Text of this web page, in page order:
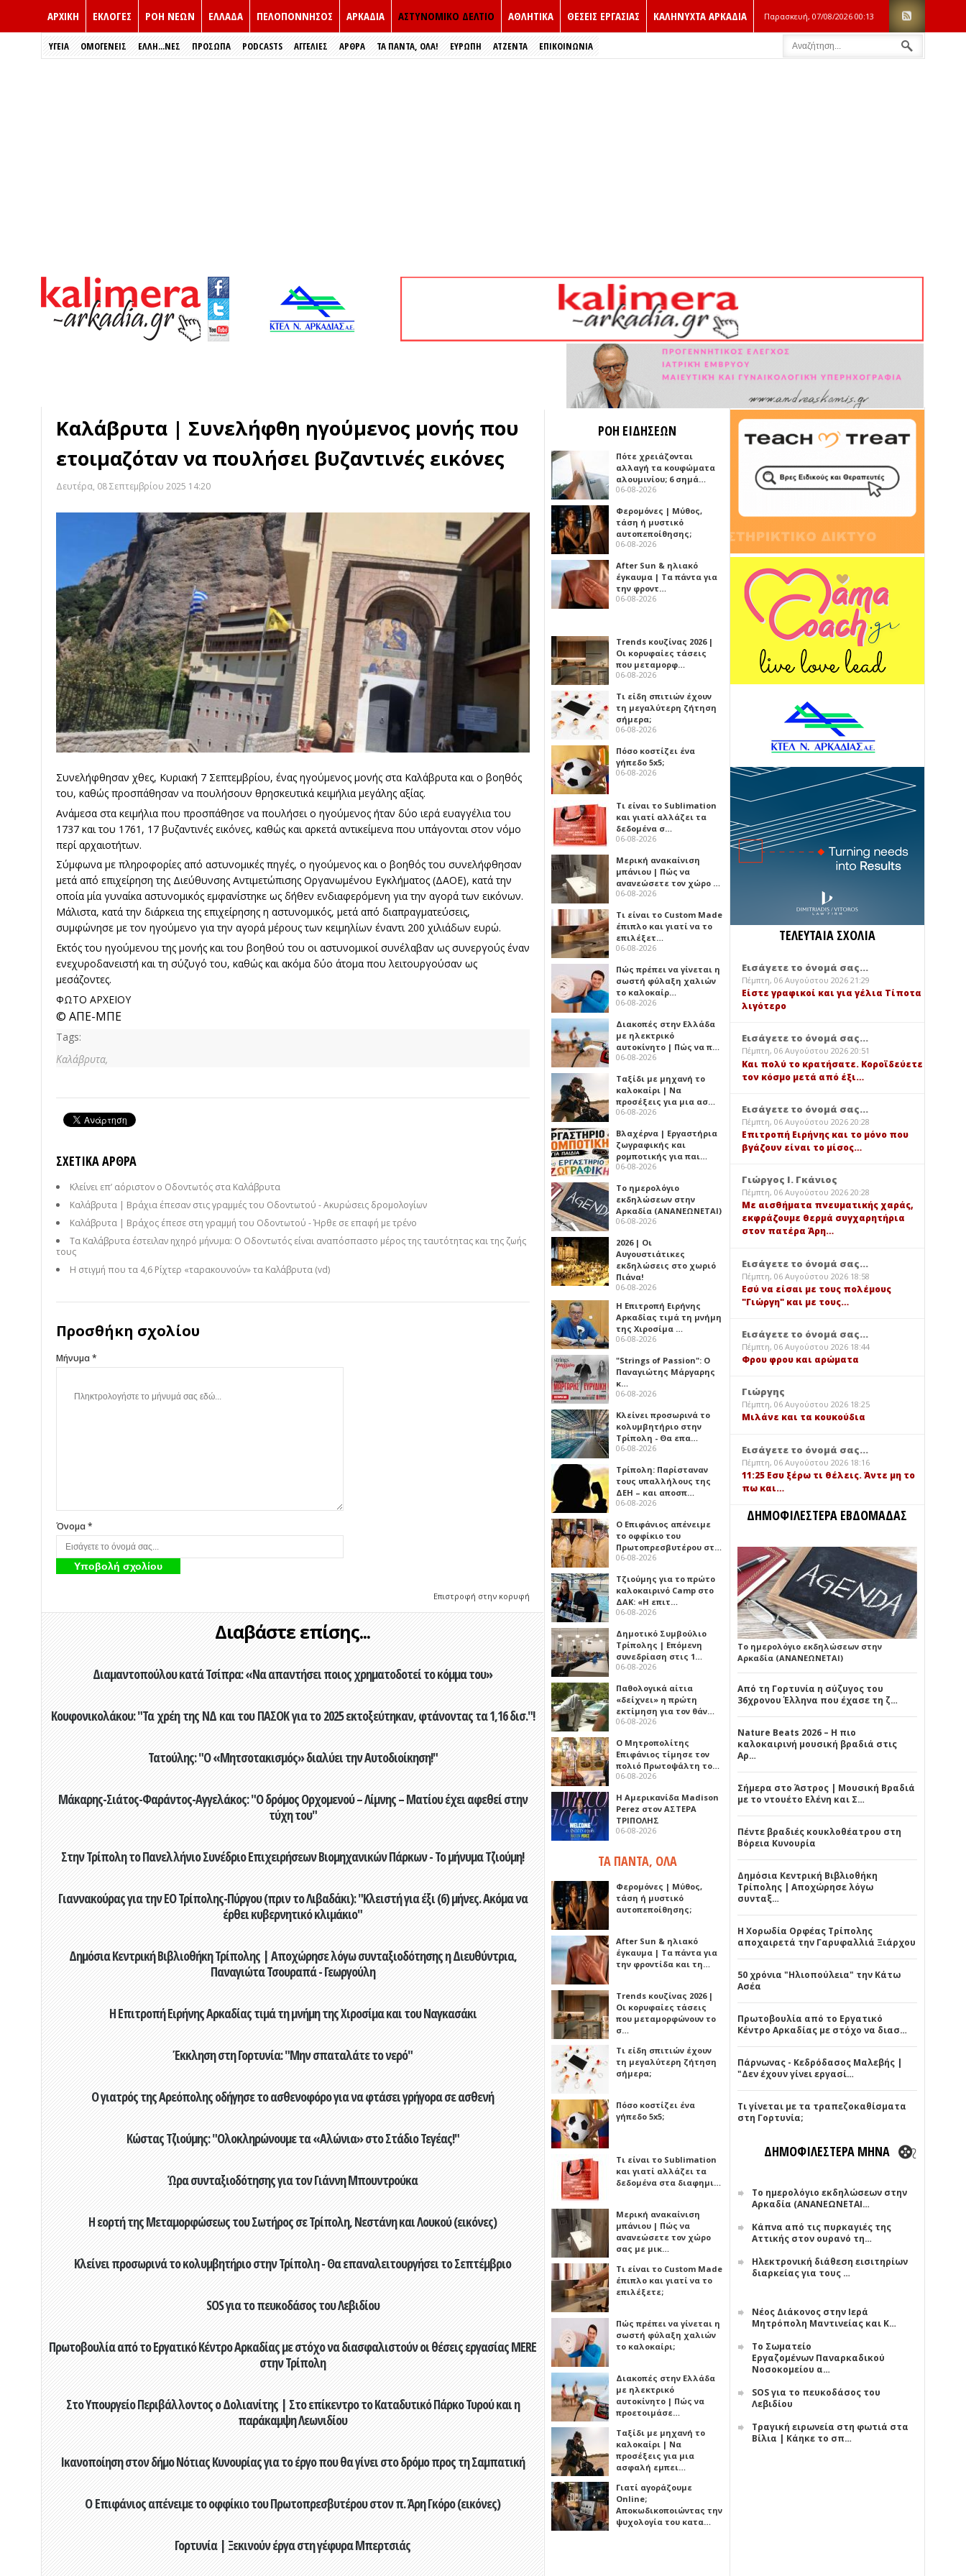
ΑΡΧΙΚΗ ΕΚΛΟΓΈΣ ΡΟΗ ΝΕΩΝ ΕΛΛΑΔΑ ΠΕΛΟΠΟΝΝΗΣΟΣ ΑΡΚΑΔΙΑ ΑΣΤΥΝΟΜΙΚΟ ΔΕΛΤΙΟ ΑΘΛΗΤΙΚΑ ΘΕΣΕΙΣ ΕΡΓΑΣΙΑΣ ΚΑΛΗΝΥΧΤΑ ΑΡΚΑΔΙΑ Παρασκευή, 07/08/2026 00:13
ΥΓΕΙΑ ΟΜΟΓΕΝΕΙΣ ΈΛΛΗ...ΝΕΣ ΠΡΌΣΩΠΑ PODCASTS ΑΓΓΕΛΙΕΣ ΑΡΘΡΑ ΤΑ ΠΑΝΤΑ, ΟΛΑ! ΕΥΡΏΠΗ ΑΤΖΕΝΤΑ ΕΠΙΚΟΙΝΩΝΙΑ
Καλάβρυτα | Συνελήφθη ηγούμενος μονής που
ετοιμαζόταν να πουλήσει βυζαντινές εικόνες
Δευτέρα, 08 Σεπτεμβρίου 2025 14:20
Συνελήφθησαν χθες, Κυριακή 7 Σεπτεμβρίου, ένας ηγούμενος μονής στα Καλάβρυτα και ο βοηθός
του, καθώς προσπάθησαν να πουλήσουν θρησκευτικά κειμήλια μεγάλης αξίας.
Ανάμεσα στα κειμήλια που προσπάθησε να πουλήσει ο ηγούμενος ήταν δύο ιερά ευαγγέλια του
1737 και του 1761, 17 βυζαντινές εικόνες, καθώς και αρκετά αντικείμενα που υπάγονται στον νόμο
περί αρχαιοτήτων.
Σύμφωνα με πληροφορίες από αστυνομικές πηγές, ο ηγούμενος και ο βοηθός του συνελήφθησαν
μετά από επιχείρηση της Διεύθυνσης Αντιμετώπισης Οργανωμένου Εγκλήματος (ΔΑΟΕ), κατά την
οποία μία γυναίκα αστυνομικός εμφανίστηκε ως δήθεν ενδιαφερόμενη για την αγορά των εικόνων.
Μάλιστα, κατά την διάρκεια της επιχείρησης η αστυνομικός, μετά από διαπραγματεύσεις,
συμφώνησε με τον ηγούμενο για την αγορά μέρους των κειμηλίων έναντι 200 χιλιάδων ευρώ.
Εκτός του ηγούμενου της μονής και του βοηθού του οι αστυνομικοί συνέλαβαν ως συνεργούς έναν
ενεχυροδανειστή και τη σύζυγό του, καθώς και ακόμα δύο άτομα που λειτουργούσαν ως
μεσάζοντες.
ΦΩΤΟ ΑΡΧΕΙΟΥ
© ΑΠΕ-ΜΠΕ
Tags:
Καλάβρυτα,
ΣΧΕΤΙΚΆ ΆΡΘΡΑ
Κλείνει επ’ αόριστον ο Οδοντωτός στα Καλάβρυτα
Καλάβρυτα | Βράχια έπεσαν στις γραμμές του Οδοντωτού - Ακυρώσεις δρομολογίων
Καλάβρυτα | Βράχος έπεσε στη γραμμή του Οδοντωτού - Ήρθε σε επαφή με τρένο
Τα Καλάβρυτα έστειλαν ηχηρό μήνυμα: O Οδοντωτός είναι αναπόσπαστο μέρος της ταυτότητας και της ζωής
τους
Η στιγμή που τα 4,6 Ρίχτερ «ταρακουνούν» τα Καλάβρυτα (vd)
Προσθήκη σχολίου
Μήνυμα *
Όνομα *
Επιστροφή στην κορυφή
Διαβάστε επίσης...
Διαμαντοπούλου κατά Τσίπρα: «Να απαντήσει ποιος χρηματοδοτεί το κόμμα του»
Κουφονικολάκου: "Τα χρέη της ΝΔ και του ΠΑΣΟΚ για το 2025 εκτοξεύτηκαν, φτάνοντας τα 1,16 δισ."!
Τατούλης: "Ο «Μητσοτακισμός» διαλύει την Αυτοδιοίκηση!"
Μάκαρης-Σιάτος-Φαράντος-Αγγελάκος: "Ο δρόμος Ορχομενού – Λίμνης – Ματίου έχει αφεθεί στην
τύχη του"
Στην Τρίπολη το Πανελλήνιο Συνέδριο Επιχειρήσεων Βιομηχανικών Πάρκων - Το μήνυμα Τζιούμη!
Γιαννακούρας για την EO Τρίπολης-Πύργου (πριν το Λιβαδάκι): "Κλειστή για έξι (6) μήνες. Ακόμα να
έρθει κυβερνητικό κλιμάκιο"
Δημόσια Κεντρική Βιβλιοθήκη Τρίπολης | Αποχώρησε λόγω συνταξιοδότησης η Διευθύντρια,
Παναγιώτα Τσουραπά - Γεωργούλη
Η Επιτροπή Ειρήνης Αρκαδίας τιμά τη μνήμη της Χιροσίμα και του Ναγκασάκι
Έκκληση στη Γορτυνία: "Μην σπαταλάτε το νερό"
Ο γιατρός της Αρεόπολης οδήγησε το ασθενοφόρο για να φτάσει γρήγορα σε ασθενή
Κώστας Τζιούμης: "Ολοκληρώνουμε τα «Αλώνια» στο Στάδιο Τεγέας!"
Ώρα συνταξιοδότησης για τον Γιάννη Μπουντρούκα
Η εορτή της Μεταμορφώσεως του Σωτήρος σε Τρίπολη, Νεστάνη και Λουκού (εικόνες)
Κλείνει προσωρινά το κολυμβητήριο στην Τρίπολη - Θα επαναλειτουργήσει το Σεπτέμβριο
SOS για το πευκοδάσος του Λεβιδίου
Πρωτοβουλία από το Εργατικό Κέντρο Αρκαδίας με στόχο να διασφαλιστούν οι θέσεις εργασίας MERE
στην Τρίπολη
Στο Υπουργείο Περιβάλλοντος ο Δολιανίτης | Στο επίκεντρο το Καταδυτικό Πάρκο Τυρού και η
παράκαμψη Λεωνιδίου
Ικανοποίηση στον δήμο Νότιας Κυνουρίας για το έργο που θα γίνει στο δρόμο προς τη Σαμπατική
Ο Επιφάνιος απένειμε το οφφίκιο του Πρωτοπρεσβυτέρου στον π. Άρη Γκόρο (εικόνες)
Γορτυνία | Ξεκινούν έργα στη γέφυρα Μπερτσιάς
ΡΟΗ ΕΙΔΗΣΕΩΝ
Πότε χρειάζονται
αλλαγή τα κουφώματα
αλουμινίου; 6 σημά…
06-08-2026
Φερομόνες | Μύθος,
τάση ή μυστικό
αυτοπεποίθησης;
06-08-2026
After Sun & ηλιακό
έγκαυμα | Τα πάντα για
την φροντ…
06-08-2026
Trends κουζίνας 2026 |
Οι κορυφαίες τάσεις
που μεταμορφ…
06-08-2026
Τι είδη σπιτιών έχουν
τη μεγαλύτερη ζήτηση
σήμερα;
06-08-2026
Πόσο κοστίζει ένα
γήπεδο 5x5;
06-08-2026
Τι είναι το Sublimation
και γιατί αλλάζει τα
δεδομένα σ…
06-08-2026
Μερική ανακαίνιση
μπάνιου | Πώς να
ανανεώσετε τον χώρο …
06-08-2026
Τι είναι το Custom Made
έπιπλο και γιατί να το
επιλέξετ…
06-08-2026
Πώς πρέπει να γίνεται η
σωστή φύλαξη χαλιών
το καλοκαίρ…
06-08-2026
Διακοπές στην Ελλάδα
με ηλεκτρικό
αυτοκίνητο | Πώς να π…
06-08-2026
Ταξίδι με μηχανή το
καλοκαίρι | Να
προσέξεις για μια ασ…
06-08-2026
Βλαχέρνα | Εργαστήρια
ζωγραφικής και
ρομποτικής για παι…
06-08-2026
Το ημερολόγιο
εκδηλώσεων στην
Αρκαδία (ΑΝΑΝΕΩΝΕΤΑΙ)
06-08-2026
2026 | Οι
Αυγουστιάτικες
εκδηλώσεις στο χωριό
Πιάνα!
06-08-2026
Η Επιτροπή Ειρήνης
Αρκαδίας τιμά τη μνήμη
της Χιροσίμα …
06-08-2026
"Strings of Passion": Ο
Παναγιώτης Μάργαρης
κ…
06-08-2026
Κλείνει προσωρινά το
κολυμβητήριο στην
Τρίπολη - Θα επα…
06-08-2026
Τρίπολη: Παρίσταναν
τους υπαλλήλους της
ΔΕΗ – και αποσπ…
06-08-2026
Ο Επιφάνιος απένειμε
το οφφίκιο του
Πρωτοπρεσβυτέρου στ…
06-08-2026
Τζιούμης για το πρώτο
καλοκαιρινό Camp στο
ΔΑΚ: «Η επιτ…
06-08-2026
Δημοτικό Συμβούλιο
Τρίπολης | Επόμενη
συνεδρίαση στις 1…
06-08-2026
Παθολογικά αίτια
«δείχνει» η πρώτη
εκτίμηση για τον θάν…
06-08-2026
Ο Μητροπολίτης
Επιφάνιος τίμησε τον
πολιό Πρωτοψάλτη το…
06-08-2026
Η Αμερικανίδα Madison
Perez στον ΑΣΤΕΡΑ
ΤΡΙΠΟΛΗΣ
06-08-2026
ΤΑ ΠΑΝΤΑ, ΟΛΑ
Φερομόνες | Μύθος,
τάση ή μυστικό
αυτοπεποίθησης;
After Sun & ηλιακό
έγκαυμα | Τα πάντα για
την φροντίδα και τη…
Trends κουζίνας 2026 |
Οι κορυφαίες τάσεις
που μεταμορφώνουν το
σ…
Τι είδη σπιτιών έχουν
τη μεγαλύτερη ζήτηση
σήμερα;
Πόσο κοστίζει ένα
γήπεδο 5x5;
Τι είναι το Sublimation
και γιατί αλλάζει τα
δεδομένα στα διαφημι…
Μερική ανακαίνιση
μπάνιου | Πώς να
ανανεώσετε τον χώρο
σας με μικ…
Τι είναι το Custom Made
έπιπλο και γιατί να το
επιλέξετε;
Πώς πρέπει να γίνεται η
σωστή φύλαξη χαλιών
το καλοκαίρι;
Διακοπές στην Ελλάδα
με ηλεκτρικό
αυτοκίνητο | Πώς να
προετοιμάσε…
Ταξίδι με μηχανή το
καλοκαίρι | Να
προσέξεις για μια
ασφαλή εμπει…
Γιατί αγοράζουμε
Online;
Αποκωδικοποιώντας την
ψυχολογία του κατα…
ΤΕΛΕΥΤΑΙΑ ΣΧΟΛΙΑ
Εισάγετε το όνομά σας...
Πέμπτη, 06 Αυγούστου 2026 21:29
Είστε γραφικοί και για γέλια Τίποτα
λιγότερο
Εισάγετε το όνομά σας...
Πέμπτη, 06 Αυγούστου 2026 20:51
Και πολύ το κρατήσατε. Κοροϊδεύετε
τον κόσμο μετά από έξι…
Εισάγετε το όνομά σας...
Πέμπτη, 06 Αυγούστου 2026 20:28
Επιτροπή Ειρήνης και το μόνο που
βγάζουν είναι το μίσος…
Γιώργος Ι. Γκάνιος
Πέμπτη, 06 Αυγούστου 2026 20:28
Με αισθήματα πνευματικής χαράς,
εκφράζουμε θερμά συγχαρητήρια
στον πατέρα Άρη…
Εισάγετε το όνομά σας...
Πέμπτη, 06 Αυγούστου 2026 18:58
Εσύ να είσαι με τους πολέμους
"Γιώργη" και με τους…
Εισάγετε το όνομά σας...
Πέμπτη, 06 Αυγούστου 2026 18:44
Φρου φρου και αρώματα
Γιώργης
Πέμπτη, 06 Αυγούστου 2026 18:25
Μιλάνε και τα κουκούδια
Εισάγετε το όνομά σας...
Πέμπτη, 06 Αυγούστου 2026 18:16
11:25 Εσυ ξέρω τι θέλεις. Άντε μη το
πω και…
ΔΗΜΟΦΙΛΕΣΤΕΡΑ ΕΒΔΟΜΑΔΑΣ
Το ημερολόγιο εκδηλώσεων στην
Αρκαδία (ΑΝΑΝΕΩΝΕΤΑΙ)
Από τη Γορτυνία η σύζυγος του
36χρονου Έλληνα που έχασε τη ζ…
Nature Beats 2026 – Η πιο
καλοκαιρινή μουσική βραδιά στις
Αρ…
Σήμερα στο Άστρος | Μουσική Βραδιά
με το ντουέτο Ελένη και Σ…
Πέντε βραδιές κουκλοθέατρου στη
Βόρεια Κυνουρία
Δημόσια Κεντρική Βιβλιοθήκη
Τρίπολης | Αποχώρησε λόγω
συνταξ…
Η Χορωδία Ορφέας Τρίπολης
αποχαιρετά την Γαρυφαλλιά Ξιάρχου
50 χρόνια "Ηλιοπούλεια" την Κάτω
Ασέα
Πρωτοβουλία από το Εργατικό
Κέντρο Αρκαδίας με στόχο να διασ…
Πάρνωνας - Κεδρόδασος Μαλεβής |
"Δεν έχουν γίνει εργασί…
Τι γίνεται με τα τραπεζοκαθίσματα
στη Γορτυνία;
ΔΗΜΟΦΙΛΕΣΤΕΡΑ ΜΗΝΑ
Το ημερολόγιο εκδηλώσεων στην
Αρκαδία (ΑΝΑΝΕΩΝΕΤΑΙ…
Κάπνα από τις πυρκαγιές της
Αττικής στον ουρανό τη…
Ηλεκτρονική διάθεση εισιτηρίων
διαρκείας για τους …
Νέος Διάκονος στην Ιερά
Μητρόπολη Μαντινείας και Κ…
Το Σωματείο
Εργαζομένων Παναρκαδικού
Νοσοκομείου α…
SOS για το πευκοδάσος του
Λεβιδίου
Τραγική ειρωνεία στη φωτιά στα
Βίλια | Κάηκε το σπ…